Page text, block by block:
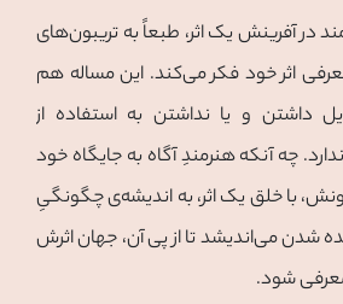
در آفرینش یک اثر، طبعاً به تریبون‌های
معرفی اثر خود فکر می‌کند. این مساله هم
داشتن و یا نداشتن به استفاده از
چه آنکه هنرمندِ آگاه به جایگاه خود
با خلق یک اثر، به اندیشه‌ی چگونگیِ
شدن می‌اندیشد تا از پی آن، جهان اثرش
شود.